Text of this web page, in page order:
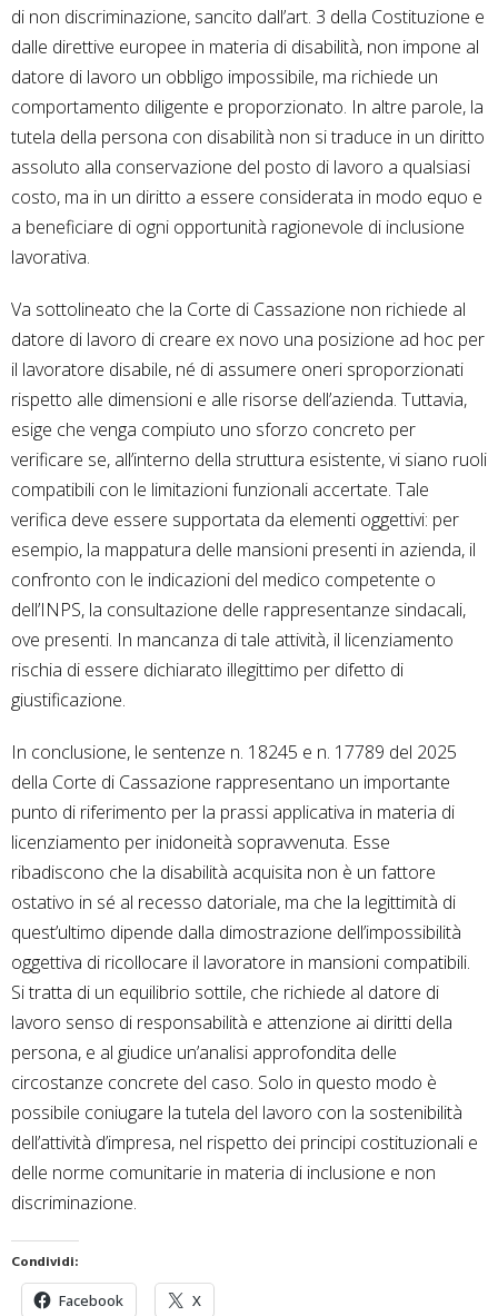
di non discriminazione, sancito dall’art. 3 della Costituzione e
dalle direttive europee in materia di disabilità, non impone al
datore di lavoro un obbligo impossibile, ma richiede un
comportamento diligente e proporzionato. In altre parole, la
tutela della persona con disabilità non si traduce in un diritto
assoluto alla conservazione del posto di lavoro a qualsiasi
costo, ma in un diritto a essere considerata in modo equo e
a beneficiare di ogni opportunità ragionevole di inclusione
lavorativa.
Va sottolineato che la Corte di Cassazione non richiede al
datore di lavoro di creare ex novo una posizione ad hoc per
il lavoratore disabile, né di assumere oneri sproporzionati
rispetto alle dimensioni e alle risorse dell’azienda. Tuttavia,
esige che venga compiuto uno sforzo concreto per
verificare se, all’interno della struttura esistente, vi siano ruoli
compatibili con le limitazioni funzionali accertate. Tale
verifica deve essere supportata da elementi oggettivi: per
esempio, la mappatura delle mansioni presenti in azienda, il
confronto con le indicazioni del medico competente o
dell’INPS, la consultazione delle rappresentanze sindacali,
ove presenti. In mancanza di tale attività, il licenziamento
rischia di essere dichiarato illegittimo per difetto di
giustificazione.
In conclusione, le sentenze n. 18245 e n. 17789 del 2025
della Corte di Cassazione rappresentano un importante
punto di riferimento per la prassi applicativa in materia di
licenziamento per inidoneità sopravvenuta. Esse
ribadiscono che la disabilità acquisita non è un fattore
ostativo in sé al recesso datoriale, ma che la legittimità di
quest’ultimo dipende dalla dimostrazione dell’impossibilità
oggettiva di ricollocare il lavoratore in mansioni compatibili.
Si tratta di un equilibrio sottile, che richiede al datore di
lavoro senso di responsabilità e attenzione ai diritti della
persona, e al giudice un’analisi approfondita delle
circostanze concrete del caso. Solo in questo modo è
possibile coniugare la tutela del lavoro con la sostenibilità
dell’attività d’impresa, nel rispetto dei principi costituzionali e
delle norme comunitarie in materia di inclusione e non
discriminazione.
Condividi:
Facebook X